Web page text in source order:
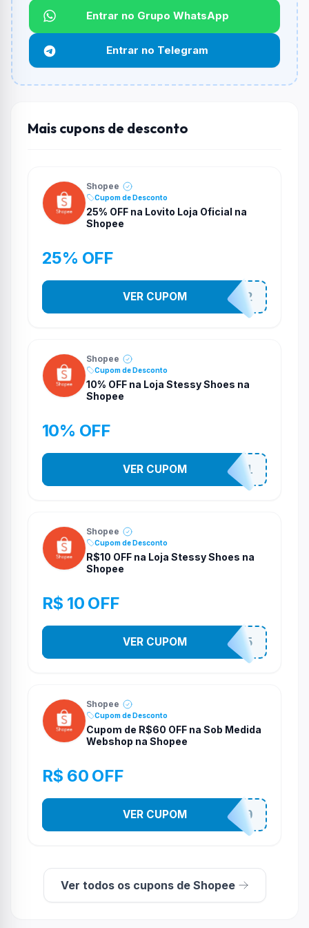
Qual é o desconto máximo?
Não informado ou sem limite.
Funciona em qualquer produto?
Não necessariamente. Depende de itens participantes
e alguns vendedores ou produtos especificos podem
Entrar no Grupo WhatsApp
Entrar no Telegram
Mais cupons de desconto
Shopee
Cupom de Desconto
25% OFF na Lovito Loja Oficial na
Shopee
25% OFF
141525852
VER CUPOM
Shopee
Cupom de Desconto
10% OFF na Loja Stessy Shoes na
Shopee
10% OFF
STES2541
VER CUPOM
Shopee
Cupom de Desconto
R$10 OFF na Loja Stessy Shoes na
Shopee
R$ 10 OFF
STES2525
VER CUPOM
Shopee
Cupom de Desconto
Cupom de R$60 OFF na Sob Medida
Webshop na Shopee
R$ 60 OFF
SOBM60400
VER CUPOM
Ver todos os cupons de Shopee